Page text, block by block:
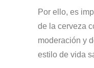
Por ello, es
de la cerveza
moderación y
estilo de vida